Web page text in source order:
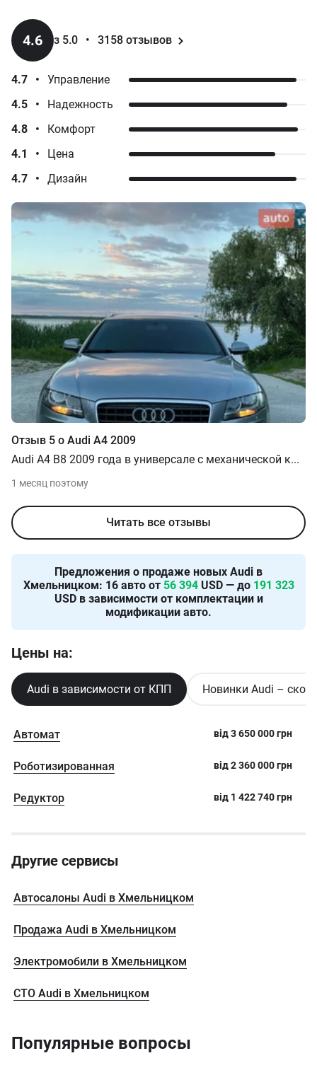
4.6 з 5.0 • 3158 отзывов
4.7 •
Управление
4.5
•
Надежность
4.8
•
Комфорт
4.1
•
Цена
4.7
• Дизайн
Отзыв 5 о Audi A4 2009
Audi A4 B8 2009 года в универсале с механической к...
1 месяц поэтому
Читать все отзывы
Предложения о продаже новых Audi в
Хмельницком: 16авто от 56 394USD — до 191 323
USD в зависимости от комплектации и
модификации авто.
Цены на:
Audi в зависимости от КПП Новинки Audi –
Автомат від3 650 000грн
Роботизированная від2 360 000грн
Редуктор від 1 422 740грн
Другие сервисы
Автосалоны Audi в Хмельницком
Продажа Audi в Хмельницком
Электромобили в Хмельницком
CTO Audi в Хмельницком
Популярные вопросы